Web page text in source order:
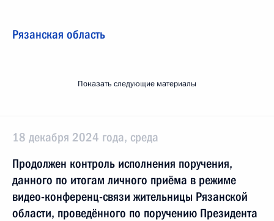
Рязанская область
Показать следующие материалы
18 декабря 2024 года, среда
Продолжен контроль исполнения поручения,
данного по итогам личного приёма в режиме
видео-конференц-связи жительницы Рязанской
области, проведённого по поручению Президента